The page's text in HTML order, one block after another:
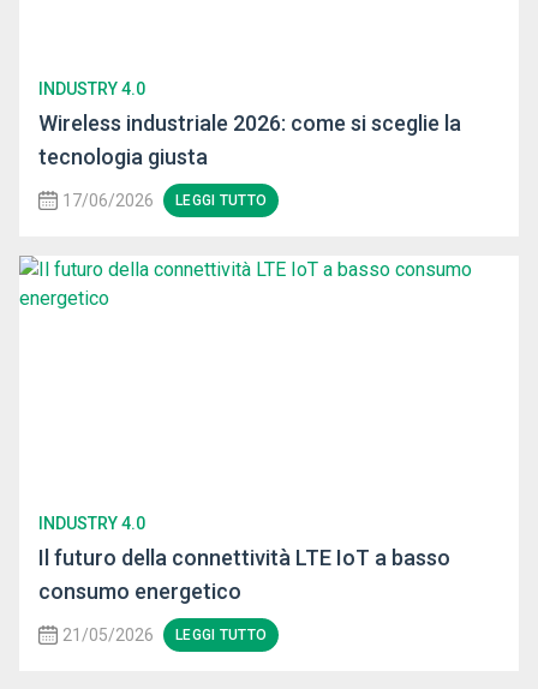
INDUSTRY 4.0
Wireless industriale 2026: come si sceglie la
tecnologia giusta
17/06/2026 LEGGI TUTTO
INDUSTRY 4.0
Il futuro della connettività LTE IoT a basso
consumo energetico
21/05/2026 LEGGI TUTTO